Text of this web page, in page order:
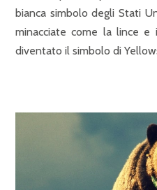
bianca simbolo degli Stati
minacciate come la lince e
diventato il simbolo di